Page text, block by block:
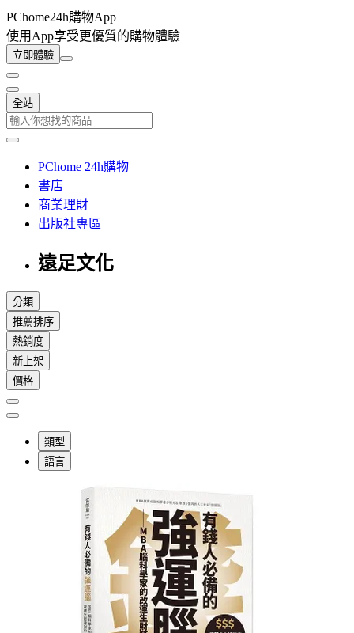
PChome24h購物App
使用App享受更優質的購物體驗
立即體驗
全站
PChome 24h購物
書店
商業理財
出版社專區
遠足文化
分類
推薦排序
熱銷度
新上架
價格
類型
語言